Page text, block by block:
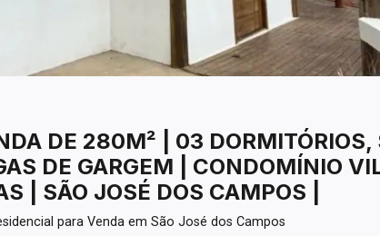
DE 280M² | 03 DORMITÓRIOS,
DE GARGEM | CONDOMÍNIO
| SÃO JOSÉ DOS CAMPOS |
para Venda em São José dos Campos